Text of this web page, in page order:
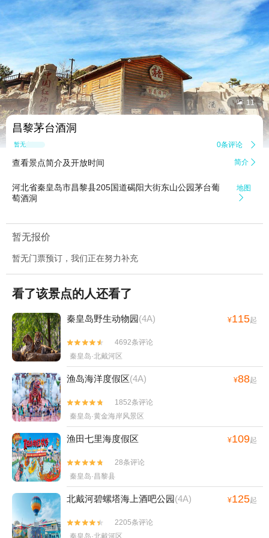
 11
昌黎茅台酒洞
暂无点评 0条评论 
查看景点简介及开放时间 简介 
河北省秦皇岛市昌黎县205国道碣阳大街东山公园茅台葡
萄酒洞
地图

暂无报价
暂无门票预订，我们正在努力补充
看了该景点的人还看了
秦皇岛野生动物园(4A) ¥115起


4692条评论
秦皇岛·北戴河区
渔岛海洋度假区(4A) ¥88起


1852条评论
秦皇岛·黄金海岸风景区
渔田七里海度假区 ¥109起


28条评论
秦皇岛·昌黎县
北戴河碧螺塔海上酒吧公园(4A) ¥125起


2205条评论
